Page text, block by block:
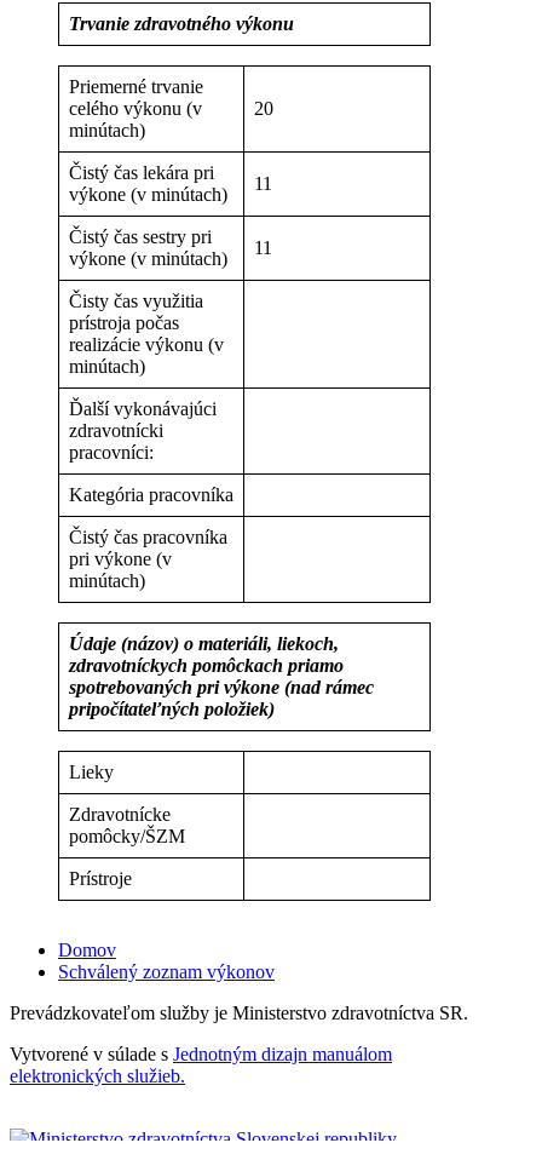
Trvanie zdravotného výkonu
Priemerné trvanie
celého výkonu (v
minútach)
20
Čistý čas lekára pri
výkone (v minútach)
11
Čistý čas sestry pri
výkone (v minútach)
11
Čisty čas využitia
prístroja počas
realizácie výkonu (v
minútach)
Ďalší vykonávajúci
zdravotnícki
pracovníci:
Kategória pracovníka
Čistý čas pracovníka
pri výkone (v
minútach)
Údaje (názov) o materiáli, liekoch,
zdravotníckych pomôckach priamo
spotrebovaných pri výkone (nad rámec
pripočítateľných položiek)
Lieky
Zdravotnícke
pomôcky/ŠZM
Prístroje
Domov
Schválený zoznam výkonov
Prevádzkovateľom služby je Ministerstvo zdravotníctva SR.
Vytvorené v súlade s Jednotným dizajn manuálom
elektronických služieb.